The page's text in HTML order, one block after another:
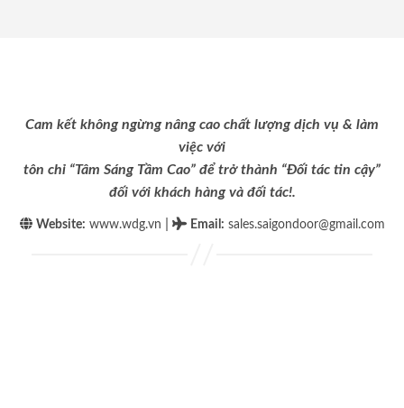
Cam kết không ngừng nâng cao chất lượng dịch vụ & làm
việc với
tôn chỉ “Tâm Sáng Tầm Cao” để trở thành “Đối tác tin cậy”
đối với khách hàng và đối tác!.
Website: www.wdg.vn Email : sales.saigondoor@gmail.com